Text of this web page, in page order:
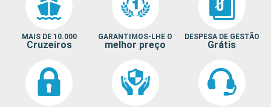
MAIS DE 10.000
Cruzeiros
GARANTIMOS-LHE O
melhor preço
DESPESA DE GESTÃO
Grátis